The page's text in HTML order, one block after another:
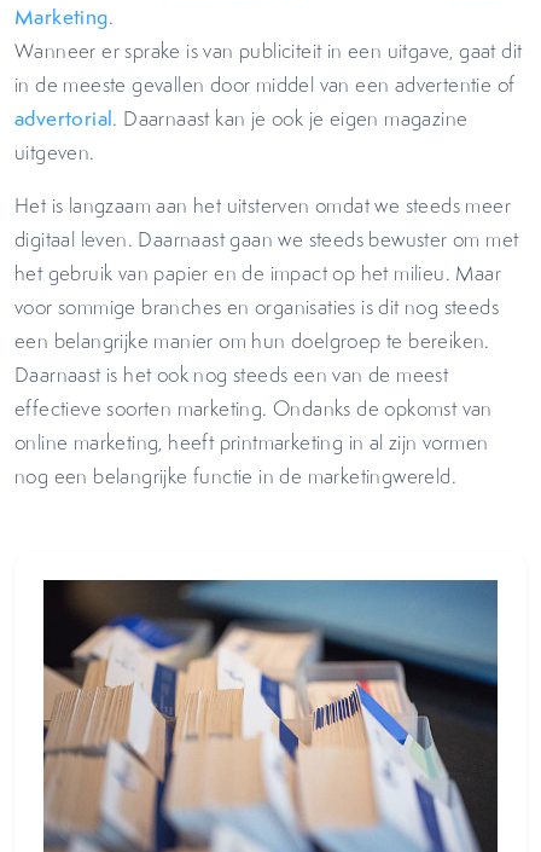
Marketing.
Wanneer er sprake is van publiciteit in een uitgave, gaat dit
in de meeste gevallen door middel van een advertentie of
advertorial. Daarnaast kan je ook je eigen magazine
uitgeven.
Het is langzaam aan het uitsterven omdat we steeds meer
digitaal leven. Daarnaast gaan we steeds bewuster om met
het gebruik van papier en de impact op het milieu. Maar
voor sommige branches en organisaties is dit nog steeds
een belangrijke manier om hun doelgroep te bereiken.
Daarnaast is het ook nog steeds een van de meest
effectieve soorten marketing. Ondanks de opkomst van
online marketing, heeft printmarketing in al zijn vormen
nog een belangrijke functie in de marketingwereld.